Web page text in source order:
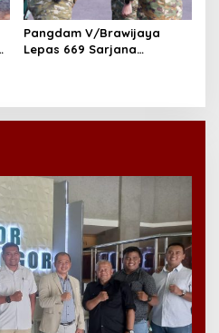
Pangdam V/Brawijaya
Lepas 669 Sarjana